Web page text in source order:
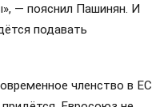
— пояснил Пашинян. И
подавать
членство в ЕС